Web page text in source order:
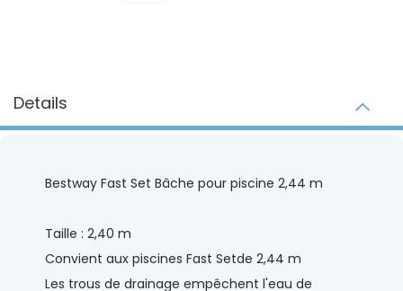
Details
Bestway Fast Set Bâche pour piscine 2,44 m
Taille : 2,40 m
Convient aux piscines Fast Setde 2,44 m
Les trous de drainage empêchent l'eau de